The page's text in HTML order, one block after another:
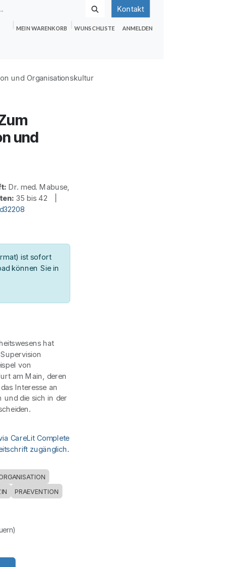
Kontakt
MEIN WARENKORB WUNSCHLISTE ANMELDEN
und Organisationskultur
und
Dr. med. Mabuse,
35 bis 42 |
ist sofort
können Sie in
hat
von
am Main, deren
Interesse an
und die sich in der
CareLit Complete
zugänglich.
PRAEVENTION